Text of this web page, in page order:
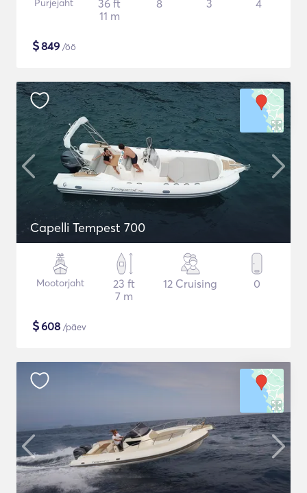
Purjejaht
36 ft
11 m
8 3 4
$849 /öö
Capelli Tempest 700
Mootorjaht
23 ft
7 m
12 Cruising 0
$608 /päev